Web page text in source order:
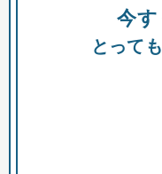
助成金
今す
とって